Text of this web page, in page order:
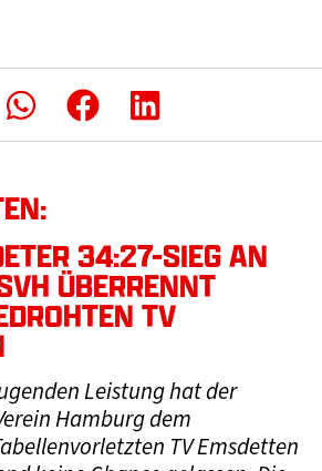
34:27-SIEG AN
ÜBERRENNT
TV
Leistung hat der
Hamburg dem
TV Emsdetten